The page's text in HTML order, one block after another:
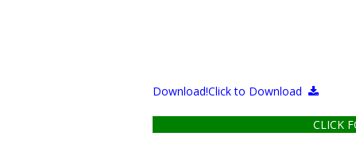
Download!Click to Download
CLICK